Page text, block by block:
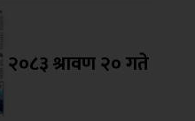
२०८३ श्रावण २० गते